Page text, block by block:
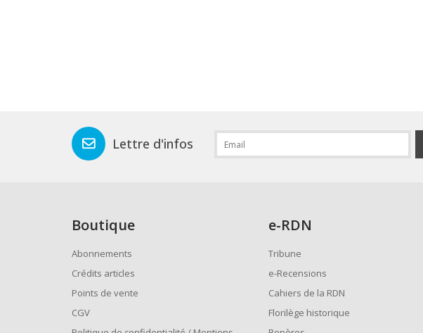
Lettre d'infos
Boutique
Abonnements
Crédits articles
Points de vente
CGV
e-RDN
Tribune
e-Recensions
Cahiers de la RDN
Florilège historique